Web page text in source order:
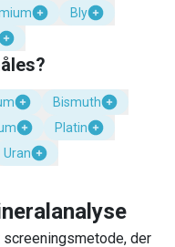
Bly
Bismuth
Platin
Uran
screeningsmetode, der